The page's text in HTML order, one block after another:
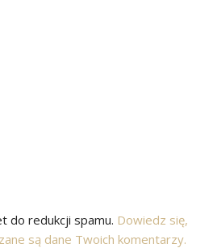
do redukcji spamu. Dowiedz się,
są dane Twoich komentarzy.